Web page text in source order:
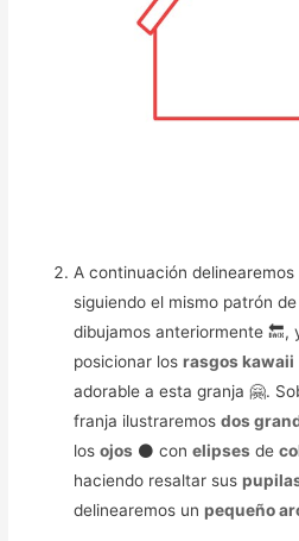
A continuación
siguiendo el mismo patrón
dibujamos anteriormente 🔙,
posicionar losrasgos kawaii
adorable a esta granja 🤗.
franja ilustraremosdos
losojos ⚫ conelipses de
haciendo resaltar sus
delinearemos unpequeño